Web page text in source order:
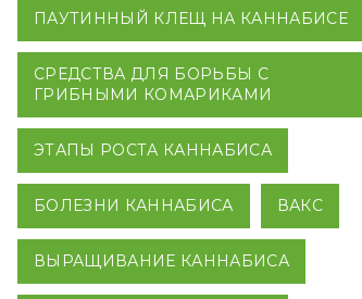
ПАУТИННЫЙ КЛЕЩ НА КАННАБИСЕ
СРЕДСТВА ДЛЯ БОРЬБЫ С
ГРИБНЫМИ КОМАРИКАМИ
ЭТАПЫ РОСТА КАННАБИСА
БОЛЕЗНИ КАННАБИСА ВАКС
ВЫРАЩИВАНИЕ КАННАБИСА